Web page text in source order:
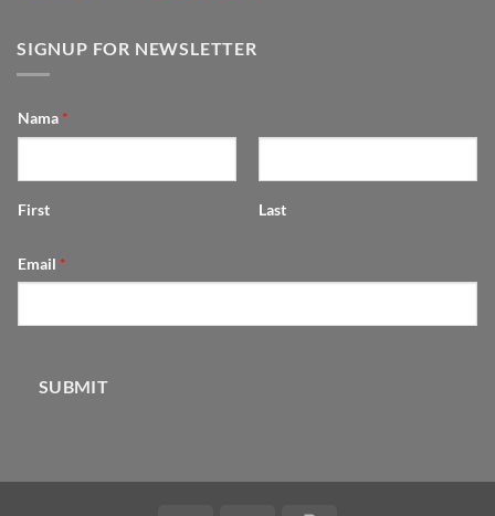
SIGNUP FOR NEWSLETTER
Nama *
First Last
Email *
SUBMIT